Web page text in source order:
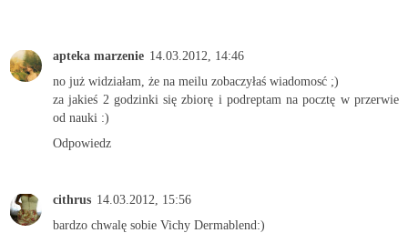
apteka marzenie 14.03.2012, 14:46
no już widziałam, że na meilu zobaczyłaś wiadomosć ;)
za jakieś 2 godzinki się zbiorę i podreptam na pocztę w przerwie
od nauki :)
Odpowiedz
cithrus 14.03.2012, 15:56
bardzo chwalę sobie Vichy Dermablend:)